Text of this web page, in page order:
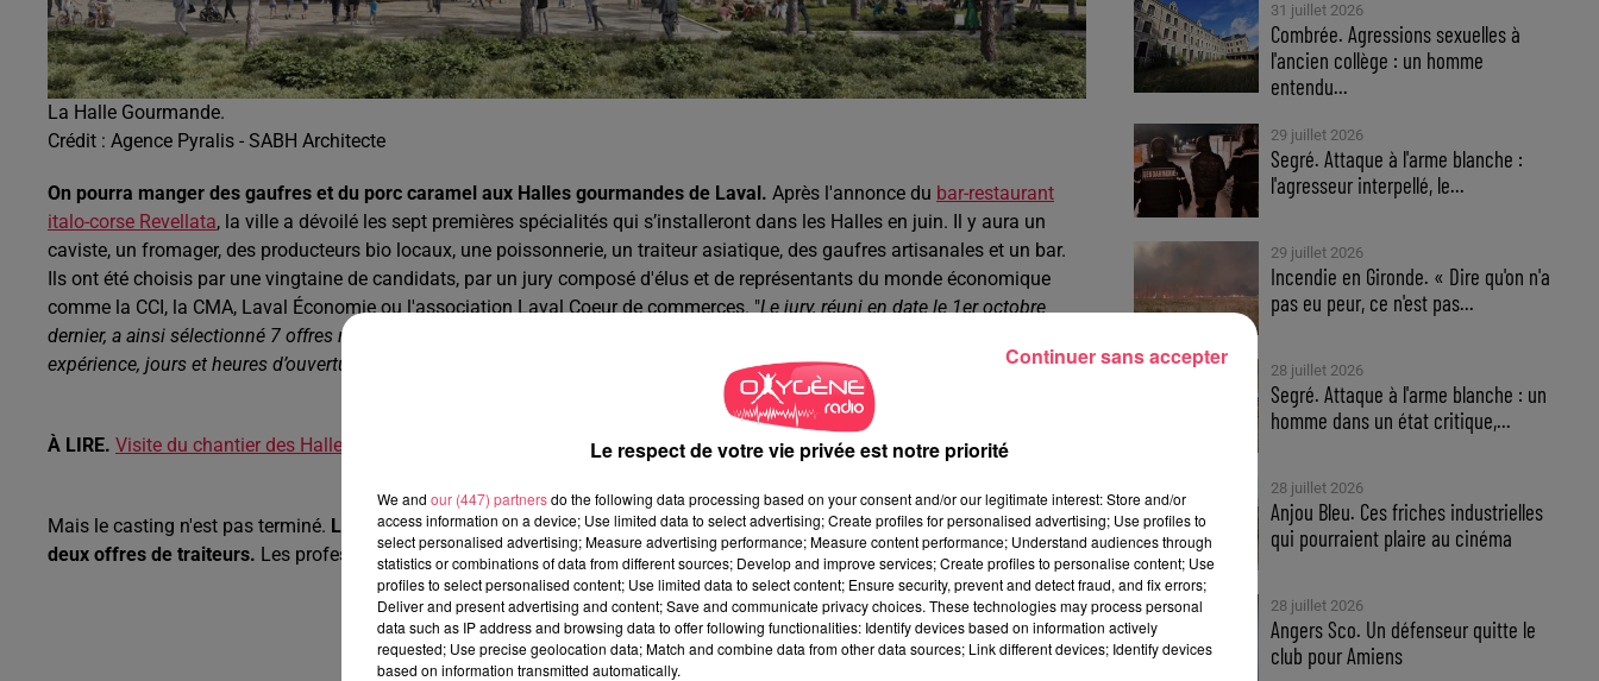
La Halle Gourmande.
Crédit : Agence Pyralis - SABH Architecte
On pourra manger des gaufres et du porc caramel aux Halles gourmandes de Laval. Après l'annonce du bar-restaurant
italo-corse Revellata, la ville a dévoilé les sept premières spécialités qui s’installeront dans les Halles en juin. Il y aura un
caviste, un fromager, des producteurs bio locaux, une poissonnerie, un traiteur asiatique, des gaufres artisanales et un bar.
Ils ont été choisis par une vingtaine de candidats, par un jury composé d'élus et de représentants du monde économique
comme la CCI, la CMA, Laval Économie ou l'association Laval Coeur de commerces. "Le jury, réuni en date le 1er octobre
dernier, a ainsi sélectionné 7 offres répondant parfaitement aux attentes gourmandes et au cahier des charges (concept,
expérience, jours et heures d’ouverture…).
À LIRE. Visite du chantier des Halles gourmandes de Laval
Mais le casting n'est pas terminé. Les Halles cherchent encore une boulangerie, un primeur, un boucher-charcutier et
deux offres de traiteurs. Les professionnels intéressés peuvent candidater jusqu’au 21 novembre.
31 juillet 2026
Combrée. Agressions sexuelles à
l'ancien collège : un homme
entendu...
29 juillet 2026
Segré. Attaque à l'arme blanche :
l'agresseur interpellé, le...
29 juillet 2026
Incendie en Gironde. « Dire qu'on n'a
pas eu peur, ce n'est pas...
28 juillet 2026
Segré. Attaque à l'arme blanche : un
homme dans un état critique,...
28 juillet 2026
Anjou Bleu. Ces friches industrielles
qui pourraient plaire au cinéma
28 juillet 2026
Angers Sco. Un défenseur quitte le
club pour Amiens
Le respect de votre vie privée est notre priorité
We and our (447) partnersdo the following data processing based on your consent and/or our legitimate interest: Store and/or
access information on a device; Use limited data to select advertising; Create profiles for personalised advertising; Use profiles to
select personalised advertising; Measure advertising performance; Measure content performance; Understand audiences through
statistics or combinations of data from different sources; Develop and improve services; Create profiles to personalise content; Use
profiles to select personalised content; Use limited data to select content; Ensure security, prevent and detect fraud, and fix errors;
Deliver and present advertising and content; Save and communicate privacy choices. These technologies may process personal
data such as IP address and browsing data to offer following functionalities: Identify devices based on information actively
requested; Use precise geolocation data; Match and combine data from other data sources; Link different devices; Identify devices
based on information transmitted automatically.
Continuer sans accepter